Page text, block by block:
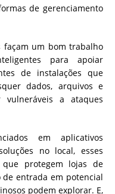
de gerenciamento
façam um bom trabalho
para apoiar
de instalações que
dados, arquivos e
​​a ataques
em aplicativos
no local, esses
protegem lojas de
entrada em potencial
podem explorar. E,